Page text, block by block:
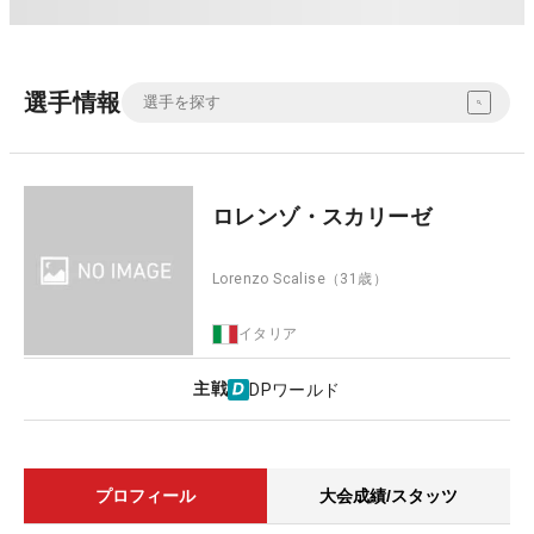
選手情報
ロレンゾ・スカリーゼ
Lorenzo Scalise （31歳）
イタリア
主戦 DPワールド
プロフィール 大会成績/スタッツ